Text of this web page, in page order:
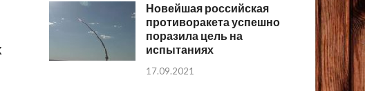
Новейшая российская
противоракета успешно
поразила цель на
испытаниях
17.09.2021